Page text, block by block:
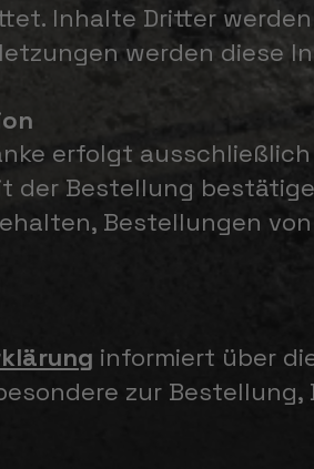
Inhalte Dritter
werden diese
erfolgt ausschließlich
der Bestellung
Bestellungen
informiert über
zur Bestellung,